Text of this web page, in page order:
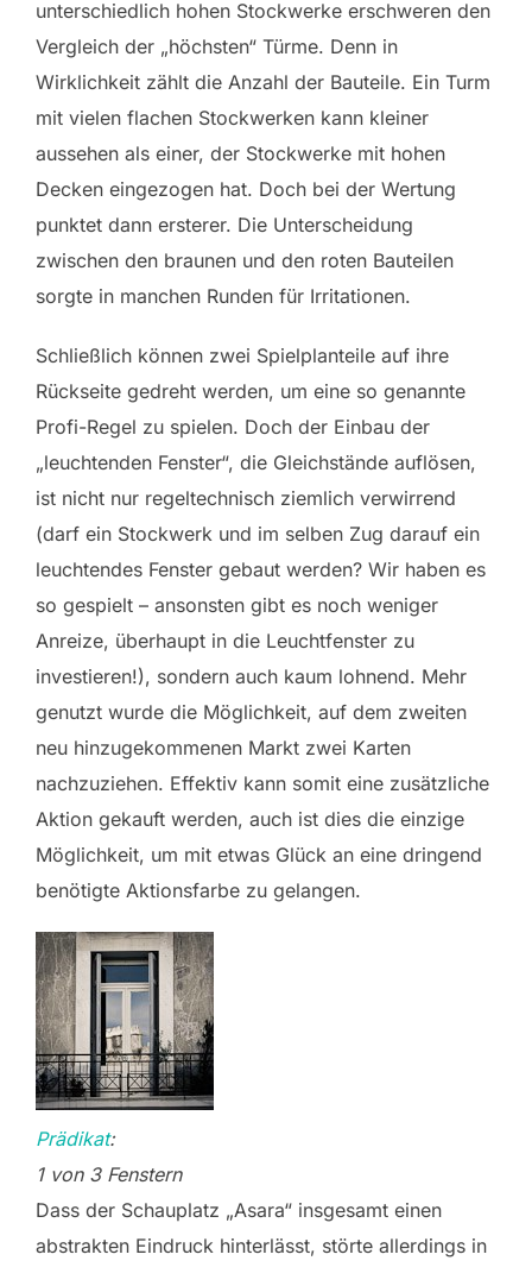
unterschiedlich hohen Stockwerke erschweren den
Vergleich der „höchsten“ Türme. Denn in
Wirklichkeit zählt die Anzahl der Bauteile. Ein Turm
mit vielen flachen Stockwerken kann kleiner
aussehen als einer, der Stockwerke mit hohen
Decken eingezogen hat. Doch bei der Wertung
punktet dann ersterer. Die Unterscheidung
zwischen den braunen und den roten Bauteilen
sorgte in manchen Runden für Irritationen.
Schließlich können zwei Spielplanteile auf ihre
Rückseite gedreht werden, um eine so genannte
Profi-Regel zu spielen. Doch der Einbau der
„leuchtenden Fenster“, die Gleichstände auflösen,
ist nicht nur regeltechnisch ziemlich verwirrend
(darf ein Stockwerk und im selben Zug darauf ein
leuchtendes Fenster gebaut werden? Wir haben es
so gespielt – ansonsten gibt es noch weniger
Anreize, überhaupt in die Leuchtfenster zu
investieren!), sondern auch kaum lohnend. Mehr
genutzt wurde die Möglichkeit, auf dem zweiten
neu hinzugekommenen Markt zwei Karten
nachzuziehen. Effektiv kann somit eine zusätzliche
Aktion gekauft werden, auch ist dies die einzige
Möglichkeit, um mit etwas Glück an eine dringend
benötigte Aktionsfarbe zu gelangen.
Prädikat:
1 von 3 Fenstern
Dass der Schauplatz „Asara“ insgesamt einen
abstrakten Eindruck hinterlässt, störte allerdings in